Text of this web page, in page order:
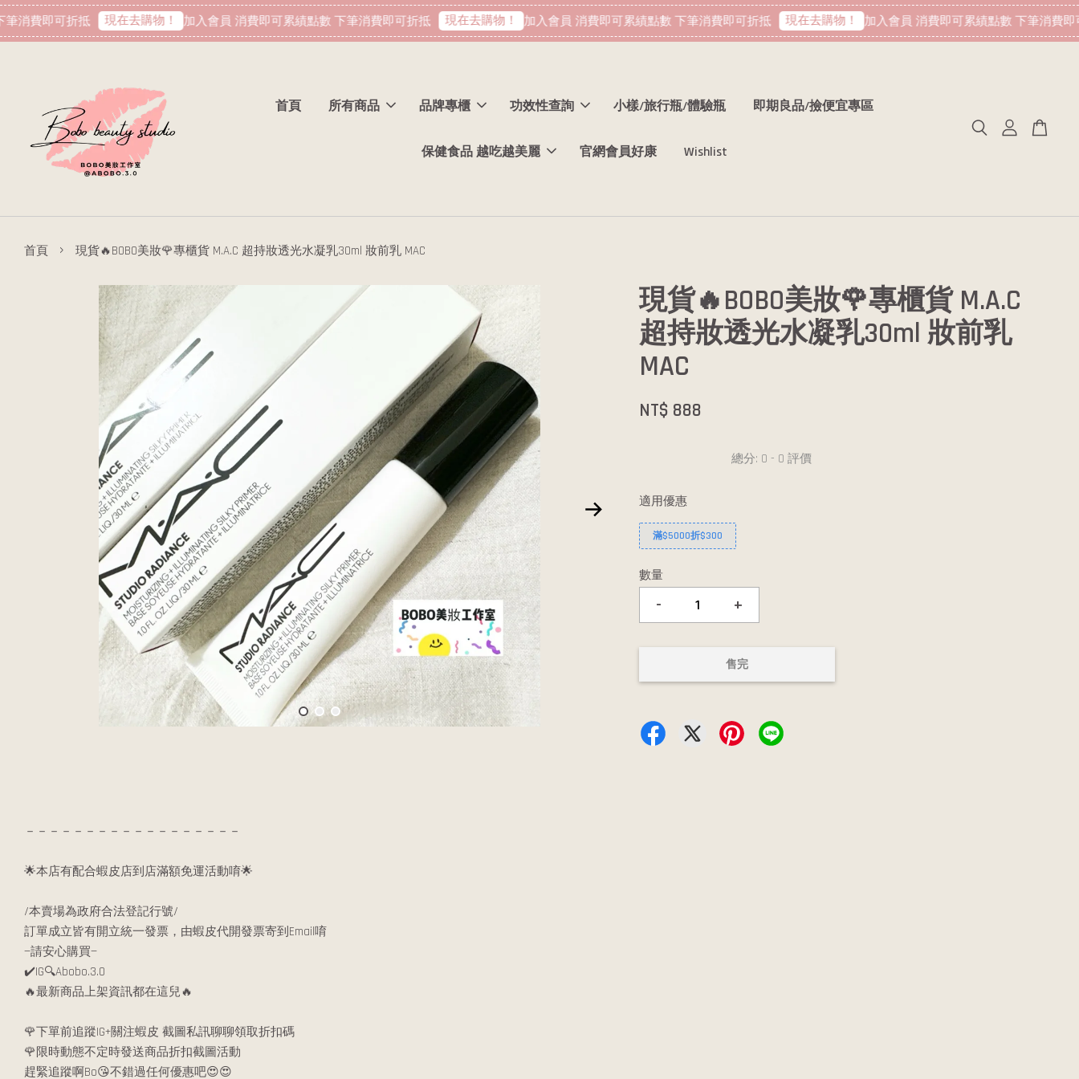
費即可折抵 現在去購物！ 加入會員 消費即可累績點數 下筆消費即可折抵 現在去購物！ 加入會員 消費即可累績點數 下筆消費即可折抵 現在去購物！ 加入會員 消費即可累績點數 下筆消費即可
首頁 所有商品 品牌專櫃 功效性查詢 小樣/旅行瓶/體驗瓶 即期良品/撿便宜專區
保健食品 越吃越美麗 官網會員好康 Wishlist
首頁 › 現貨🔥BOBO美妝🌹專櫃貨 M.A.C 超持妝透光水凝乳30ml 妝前乳 MAC
現貨🔥BOBO美妝🌹專櫃貨 M.A.C
超持妝透光水凝乳30ml 妝前乳
MAC
NT$ 888
總分: 0 - 0 評價
適用優惠
滿$5000折$300
數量
- +
售完
－－－－－－－－－－－－－－－－－－
🌟本店有配合蝦皮店到店滿額免運活動唷🌟
/本賣場為政府合法登記行號/
訂單成立皆有開立統一發票，由蝦皮代開發票寄到Email唷
—請安心購買—
✔️IG🔍Abobo.3.0
🔥最新商品上架資訊都在這兒🔥
🌹下單前追蹤IG+關注蝦皮 截圖私訊聊聊領取折扣碼
🌹限時動態不定時發送商品折扣截圖活動
趕緊追蹤啊Bo😘不錯過任何優惠吧😍😍